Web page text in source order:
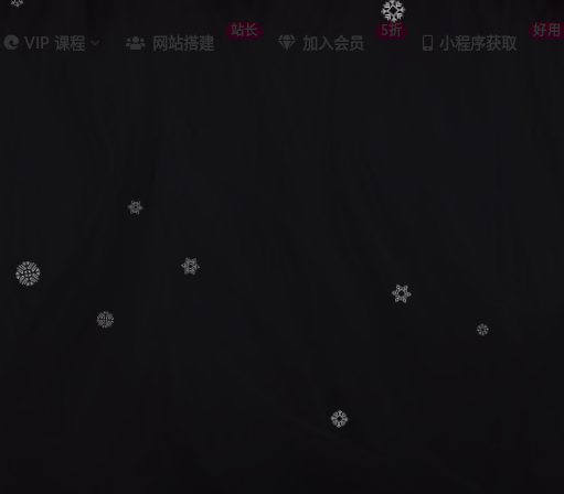
VIP 课程 网站搭建
站长
加入会员
5折
小程序获取
好用